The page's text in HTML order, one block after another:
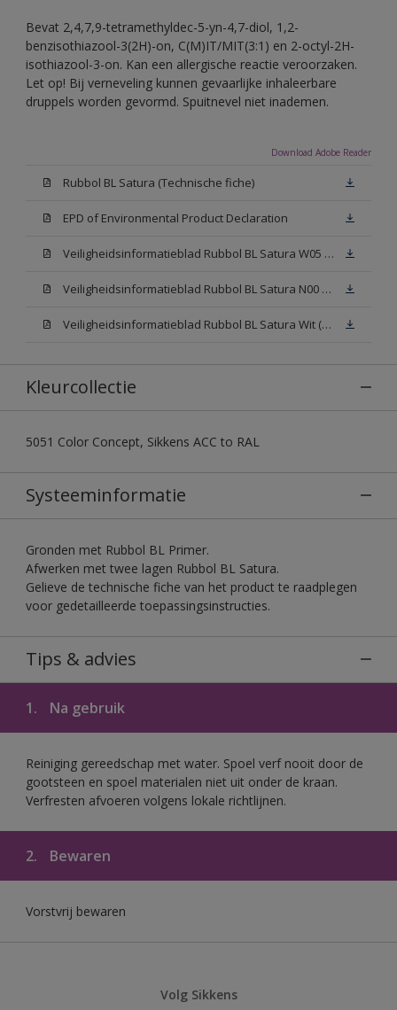
Bevat 2,4,7,9-tetramethyldec-5-yn-4,7-diol, 1,2-
benzisothiazool-3(2H)-on, C(M)IT/MIT(3:1) en 2-octyl-2H-
isothiazool-3-on. Kan een allergische reactie veroorzaken.
Let op! Bij verneveling kunnen gevaarlijke inhaleerbare
druppels worden gevormd. Spuitnevel niet inademen.
Download Adobe Reader
Rubbol BL Satura (Technische fiche)
EPD of Environmental Product Declaration
Veiligheidsinformatieblad Rubbol BL Satura W05 (SDS)
Veiligheidsinformatieblad Rubbol BL Satura N00 (SDS)
Veiligheidsinformatieblad Rubbol BL Satura Wit (SDS)
Kleurcollectie
5051 Color Concept, Sikkens ACC to RAL
Systeeminformatie
Gronden met Rubbol BL Primer.
Afwerken met twee lagen Rubbol BL Satura.
Gelieve de technische fiche van het product te raadplegen
voor gedetailleerde toepassingsinstructies.
Tips & advies
1. Na gebruik
Reiniging gereedschap met water. Spoel verf nooit door de
gootsteen en spoel materialen niet uit onder de kraan.
Verfresten afvoeren volgens lokale richtlijnen.
2. Bewaren
Vorstvrij bewaren
Volg Sikkens